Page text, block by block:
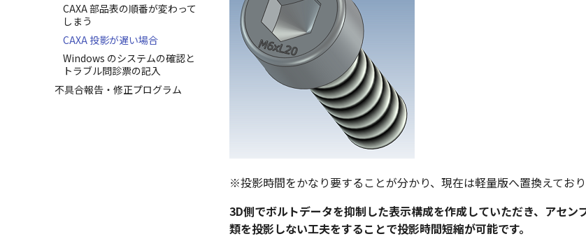
CAXA 部品表の順番が変わって
しまう
CAXA 投影が遅い場合
Windows のシステムの確認と
トラブル問診票の記入
不具合報告・修正プログラム
※投影時間をかなり要することが分かり、現在は軽量版へ置換えており
3D側でボルトデータを抑制した表示構成を作成していただき、アセン
類を投影しない工夫をすることで投影時間短縮が可能です。